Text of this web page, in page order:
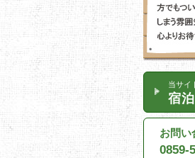
当サイ
宿
お問い
0859-